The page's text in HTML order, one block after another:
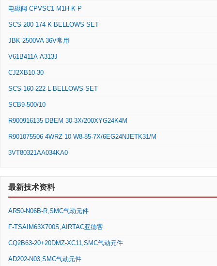
电磁阀 CPVSC1-M1H-K-P
SCS-200-174-K-BELLOWS-SET
JBK-2500VA 36V常用
V61B411A-A313J
CJ2XB10-30
SCS-160-222-L-BELLOWS-SET
SCB9-500/10
R900916135 DBEM 30-3X/200XYG24K4M
R901075506 4WRZ 10 W8-85-7X/6EG24NJETK31/M
3VT80321AA034KA0
最新技术资料
AR50-N06B-R,SMC气动元件
F-TSAIM63X700S,AIRTAC亚德客
CQ2B63-20+20DMZ-XC11,SMC气动元件
AD202-N03,SMC气动元件